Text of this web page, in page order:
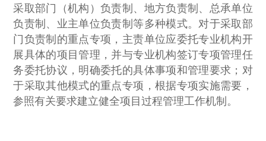
采取部门（机构）负责制、地方负责制、总承单位
负责制、业主单位负责制等多种模式。对于采取部
门负责制的重点专项，主责单位应委托专业机构开
展具体的项目管理，并与专业机构签订专项管理任
务委托协议，明确委托的具体事项和管理要求；对
于采取其他模式的重点专项，根据专项实施需要，
参照有关要求建立健全项目过程管理工作机制。